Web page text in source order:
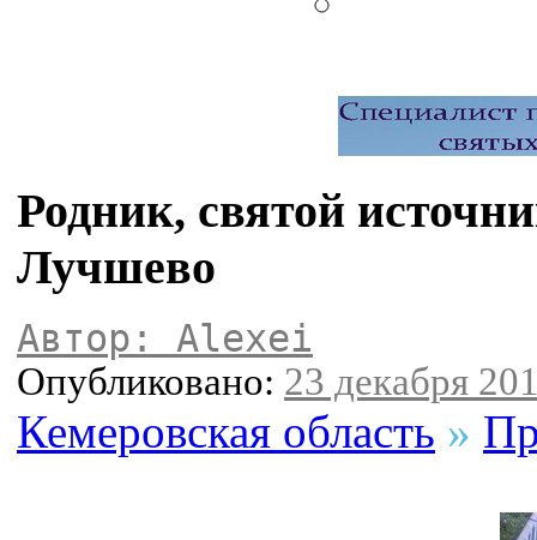
Родник, святой
Лучшево
Автор: Alexei
Опубликовано: 23 декабря
Кемеровская область »